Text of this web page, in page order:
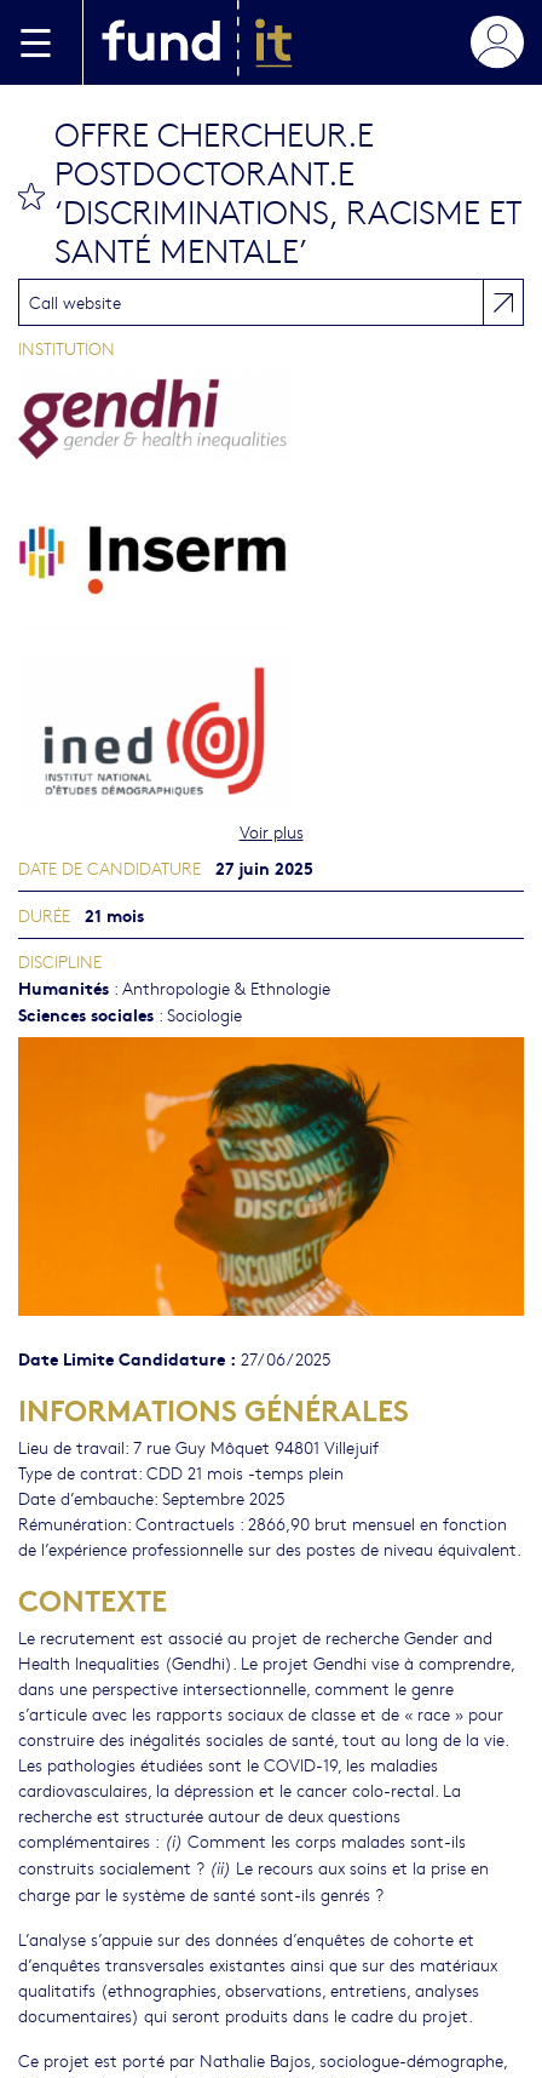
OFFRE CHERCHEUR.E
POSTDOCTORANT.E
‘DISCRIMINATIONS, RACISME ET
SANTÉ MENTALE’
Date Limite Candidature : 27/06/2025
INFORMATIONS GÉNÉRALES
Lieu de travail: 7 rue Guy Môquet 94801 Villejuif
Type de contrat: CDD 21 mois -temps plein
Date d’embauche: Septembre 2025
Rémunération: Contractuels : 2866,90 brut mensuel en fonction
de l’expérience professionnelle sur des postes de niveau équivalent.
CONTEXTE
Le recrutement est associé au projet de recherche Gender and
Health Inequalities (Gendhi). Le projet Gendhi vise à comprendre,
dans une perspective intersectionnelle, comment le genre
s’articule avec les rapports sociaux de classe et de « race » pour
construire des inégalités sociales de santé, tout au long de la vie.
Les pathologies étudiées sont le COVID-19, les maladies
cardiovasculaires, la dépression et le cancer colo-rectal. La
recherche est structurée autour de deux questions
complémentaires : (i) Comment les corps malades sont-ils
construits socialement ? (ii) Le recours aux soins et la prise en
charge par le système de santé sont-ils genrés ?
L’analyse s’appuie sur des données d’enquêtes de cohorte et
d’enquêtes transversales existantes ainsi que sur des matériaux
qualitatifs (ethnographies, observations, entretiens, analyses
documentaires) qui seront produits dans le cadre du projet.
Ce projet est porté par Nathalie Bajos, sociologue-démographe,
Call website
INSTITUTION
Voir plus
DATE DE CANDIDATURE 27 juin 2025
DURÉE 21 mois
DISCIPLINE
Humanités : Anthropologie & Ethnologie
Sciences sociales : Sociologie